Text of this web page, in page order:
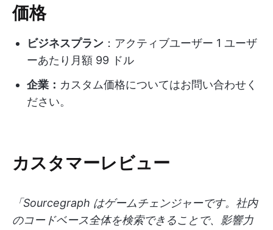
価格
ビジネスプラン ：アクティブユーザー 1 ユーザ
ーあたり月額 99 ドル
企業： カスタム価格についてはお問い合わせく
ださい。
カスタマーレビュー
「Sourcegraph はゲームチェンジャーです。社内
のコードベース全体を検索できることで、影響力